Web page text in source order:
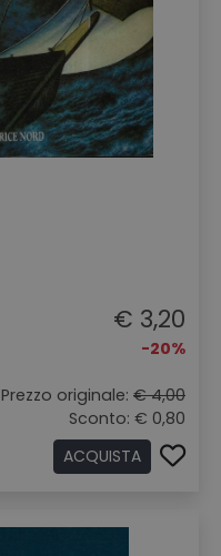
€ 3,20
-20%
Prezzo originale: € 4,00
Sconto: € 0,80
ACQUISTA